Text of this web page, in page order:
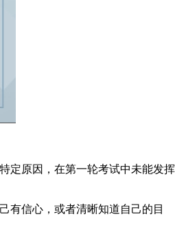
定原因，在第一轮考试中未能发挥
信心，或者清晰知道自己的目